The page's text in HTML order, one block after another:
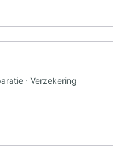
· Verzekering